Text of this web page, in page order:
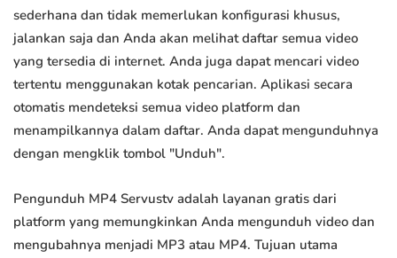
sederhana dan tidak memerlukan konfigurasi khusus,
jalankan saja dan Anda akan melihat daftar semua video
yang tersedia di internet. Anda juga dapat mencari video
tertentu menggunakan kotak pencarian. Aplikasi secara
otomatis mendeteksi semua video platform dan
menampilkannya dalam daftar. Anda dapat mengunduhnya
dengan mengklik tombol "Unduh".
Pengunduh MP4 Servustv adalah layanan gratis dari
platform yang memungkinkan Anda mengunduh video dan
mengubahnya menjadi MP3 atau MP4. Tujuan utama